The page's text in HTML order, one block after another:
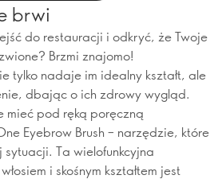
brwi
do restauracji i odkryć, że Twoje
Brzmi znajomo!
tylko nadaje im idealny kształt, ale
dbając o ich zdrowy wygląd.
mieć pod ręką poręczną
Eyebrow Brush – narzędzie, które
Ta wielofunkcyjna
i skośnym kształtem jest